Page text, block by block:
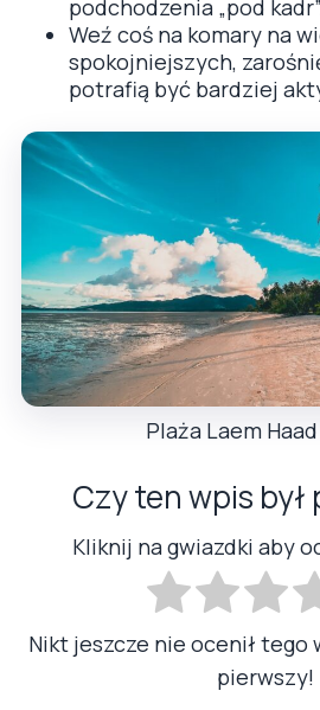
podchodzenia „pod
Weź coś na komary na
spokojniejszych,
potrafią być bardziej
Plaża Laem
Czy ten wpis był
Kliknij na gwiazdki aby
Nikt jeszcze nie ocenił tego
pierwszy!